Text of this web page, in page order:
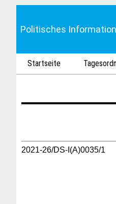
Politisches
Startseite
2021-26/DS-I(A)0035/1